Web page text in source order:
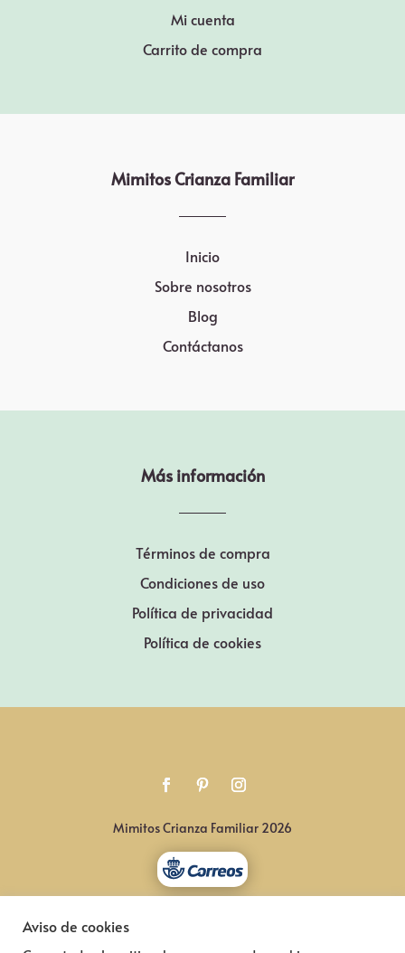
Mi cuenta
Carrito de compra
Mimitos Crianza Familiar
Inicio
Sobre nosotros
Blog
Contáctanos
Más información
Términos de compra
Condiciones de uso
Política de privacidad
Política de cookies
Mimitos Crianza Familiar 2026
Aviso de cookies